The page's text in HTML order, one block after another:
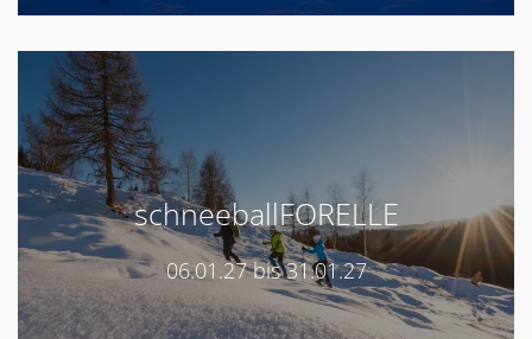
schneeballFORELLE
06.01.27 bis 31.01.27